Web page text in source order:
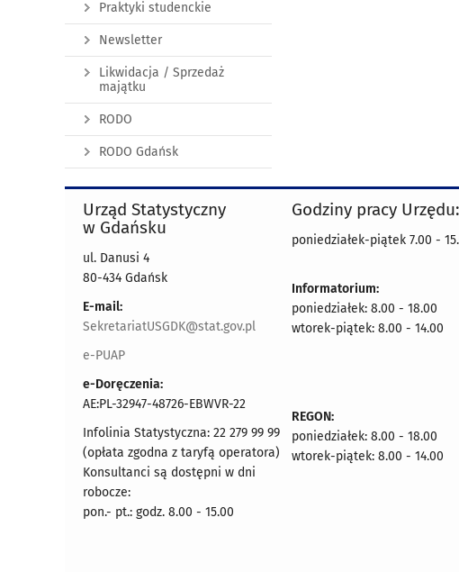
Praktyki studenckie
Newsletter
Likwidacja / Sprzedaż
majątku
RODO
RODO Gdańsk
Urząd Statystyczny
w Gdańsku
ul. Danusi 4
80-434 Gdańsk
E-mail:
SekretariatUSGDK@stat.gov.pl
e-PUAP
e-Doręczenia:
AE:PL-32947-48726-EBWVR-22
Infolinia Statystyczna: 22 279 99 99
(opłata zgodna z taryfą operatora)
Konsultanci są dostępni w dni
robocze:
pon.- pt.: godz. 8.00 - 15.00
Godziny pracy Urzędu:
poniedziałek-piątek 7.00 -
Informatorium:
poniedziałek: 8.00 - 18.00
wtorek-piątek: 8.00 - 14.00
REGON:
poniedziałek: 8.00 - 18.00
wtorek-piątek: 8.00 - 14.00